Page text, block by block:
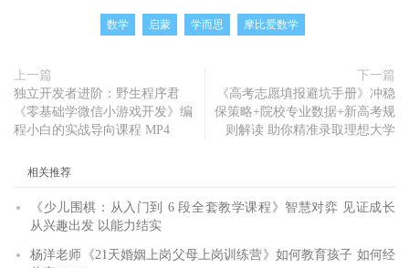
数学 启蒙 学而思 摩比爱数学
上一篇
独立开发者进阶：野生程序君
《零基础学微信小游戏开发》编
程小白的实战导向课程 MP4
下一篇
《高考志愿填报避坑手册》冲稳
保策略+院校专业数据+新高考规
则解读 助你精准录取理想大学
相关推荐
《少儿围棋：从入门到 6 段全套教学课程》智慧对弈 见证成长
从兴趣出发 以能力结实
杨洋老师《21天婚姻上岗父母上岗训练营》如何教育孩子 如何经